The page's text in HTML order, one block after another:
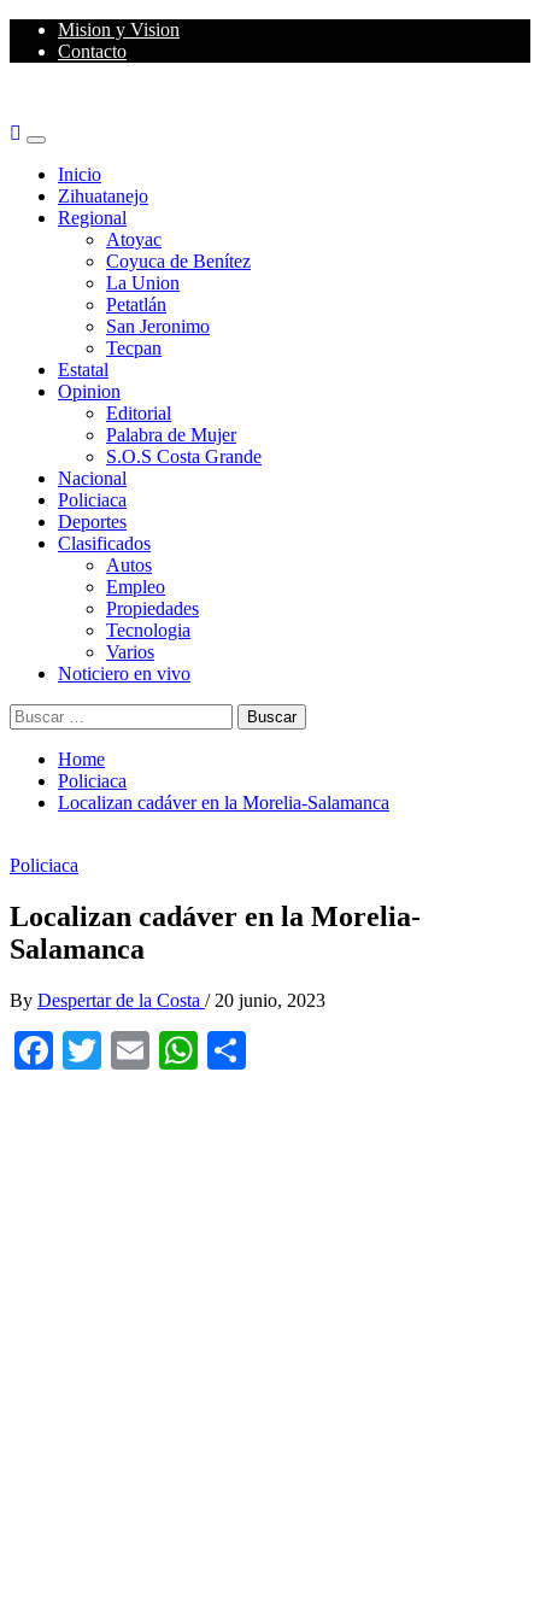
Skip
Mision y Vision
Contacto
Primary
MenuInicio
Zihuatanejo
Regional
Atoyac
Coyuca de Benítez
La Union
Petatlán
San Jeronimo
Tecpan
Estatal
Opinion
Editorial
Palabra de Mujer
S.O.S Costa Grande
Nacional
Policiaca
Deportes
Clasificados
Autos
Empleo
Propiedades
Tecnologia
Varios
Noticiero en vivo
Buscar:
Home
Policiaca
Localizan cadáver en la Morelia-Salamanca
Policiaca
Localizan cadáver en la Morelia-
Salamanca
By Despertar de la Costa / 20 junio, 2023
Facebook
TwitterEmailWhatsApp